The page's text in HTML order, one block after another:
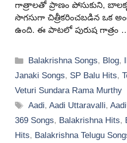
గాత్రాలతో ప్రాణం పోసుకుని,
సొగసుగా చిత్రీకరించబడిన ఒక
ఉంది. ఈ పాటలో పురుష గాత్రం
Categories
Balakrishna Songs, Blog,
Janaki Songs, SP Balu Hits,
Veturi Sundara Rama Murthy
Tags
Aadi,Aadi Uttaravalli,
369 Songs, Balakrishna Hits,
Hits, Balakrishna Telugu